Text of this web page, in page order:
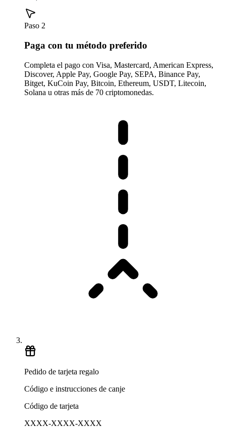
Paso 2
Paga con tu método preferido
Completa el pago con Visa, Mastercard, American Express,
Discover, Apple Pay, Google Pay, SEPA, Binance Pay,
Bitget, KuCoin Pay, Bitcoin, Ethereum, USDT, Litecoin,
Solana u otras más de 70 criptomonedas.
Pedido de tarjeta regalo
Código e instrucciones de canje
Código de tarjeta
XXXX-XXXX-XXXX